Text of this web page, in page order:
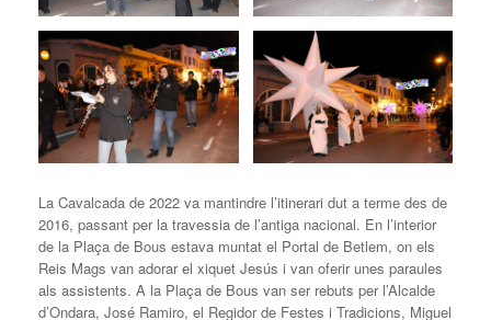
La Cavalcada de 2022 va mantindre l’itinerari dut a terme des de
2016, passant per la travessia de l’antiga nacional. En l’interior
de la Plaça de Bous estava muntat el Portal de Betlem, on els
Reis Mags van adorar el xiquet Jesús i van oferir unes paraules
als assistents. A la Plaça de Bous van ser rebuts per l’Alcalde
d’Ondara, José Ramiro, el Regidor de Festes i Tradicions, Miguel